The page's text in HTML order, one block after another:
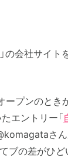
会社サイト
プンのとき
エントリー「
さ
ブの差がひど